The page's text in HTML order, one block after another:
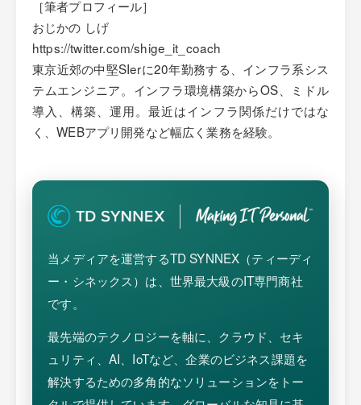
［筆者プロフィール］
おじかの しげ
https://twitter.com/shige_it_coach
東京近郊の中堅SIerに20年勤務する、インフラ系シス
テムエンジニア。インフラ環境構築からOS、ミドル
導入、構築、運用。最近はインフラ関係だけではな
く、WEBアプリ開発など幅広く業務を経験。
当メディアを運営するTD SYNNEX（ティーディ
ー・シネックス）は、世界最大級のIT専門商社
です。
最先端のテクノロジーを軸に、クラウド、セキ
ュリティ、AI、IoTなど、企業のビジネス課題を
解決するための多角的なソリューションをトー